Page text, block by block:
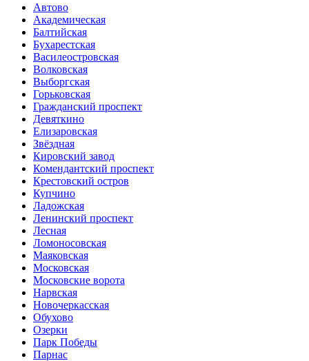
Автово
Академическая
Балтийская
Бухарестская
Василеостровская
Волковская
Выборгская
Горьковская
Гражданский проспект
Девяткино
Елизаровская
Звёздная
Кировский завод
Комендантский проспект
Крестовский остров
Купчино
Ладожская
Ленинский проспект
Лесная
Ломоносовская
Маяковская
Московская
Московские ворота
Нарвская
Новочеркасская
Обухово
Озерки
Парк Победы
Парнас